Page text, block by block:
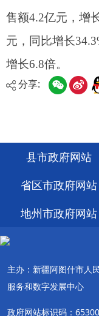
分享:
县市政府网站
省区市政府网站
地州市政府网站
主办：新疆阿图什市人
服务和数字发展中心
政府网站标识码：